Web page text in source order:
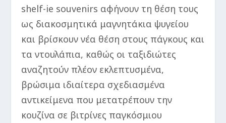
shelf-ie souvenirs αφήνουν τη θέση τους
ως διακοσμητικά μαγνητάκια ψυγείου
και βρίσκουν νέα θέση στους πάγκους και
τα ντουλάπια, καθώς οι ταξιδιώτες
αναζητούν πλέον εκλεπτυσμένα,
βρώσιμα ιδιαίτερα σχεδιασμένα
αντικείμενα που μετατρέπουν την
κουζίνα σε βιτρίνες παγκόσμιου